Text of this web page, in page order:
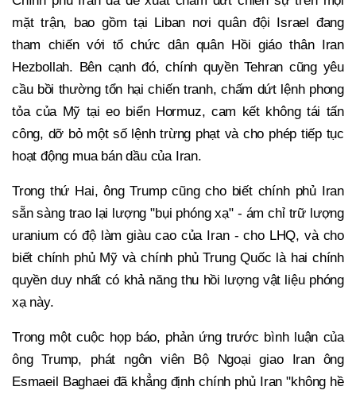
mặt trận, bao gồm tại Liban nơi quân đội Israel đang
tham chiến với tổ chức dân quân Hồi giáo thân Iran
Hezbollah. Bên cạnh đó, chính quyền Tehran cũng yêu
cầu bồi thường tổn hại chiến tranh, chấm dứt lệnh phong
tỏa của Mỹ tại eo biển Hormuz, cam kết không tái tấn
công, dỡ bỏ một số lệnh trừng phạt và cho phép tiếp tục
hoạt động mua bán dầu của Iran.
Trong thứ Hai, ông Trump cũng cho biết chính phủ Iran
sẵn sàng trao lại lượng "bụi phóng xạ" - ám chỉ trữ lượng
uranium có độ làm giàu cao của Iran - cho LHQ, và cho
biết chính phủ Mỹ và chính phủ Trung Quốc là hai chính
quyền duy nhất có khả năng thu hồi lượng vật liệu phóng
xạ này.
Trong một cuộc họp báo, phản ứng trước bình luận của
ông Trump, phát ngôn viên Bộ Ngoại giao Iran ông
Esmaeil Baghaei đã khẳng định chính phủ Iran "không hề